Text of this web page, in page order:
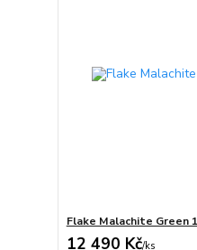
Flake Malachite Green
12 490 Kč/ks